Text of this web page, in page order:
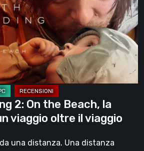
2: On the Beach, la
viaggio oltre il viaggio
una distanza. Una distanza